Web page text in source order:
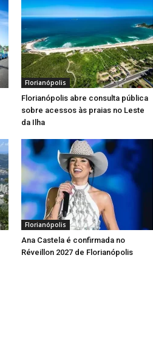
Florianópolis
Florianópolis abre consulta pública
sobre acessos às praias no Leste
da Ilha
Florianópolis
Ana Castela é confirmada no
Réveillon 2027 de Florianópolis